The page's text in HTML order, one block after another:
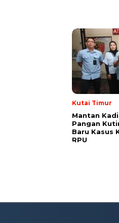
Kutai Timur
Mantan
Pangan
Baru Kasus
RPU